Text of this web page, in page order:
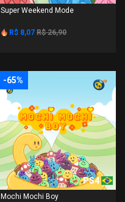
Super Weekend Mode
R$ 8,07 R$ 26,90
-65%
PS4
Mochi Mochi Boy